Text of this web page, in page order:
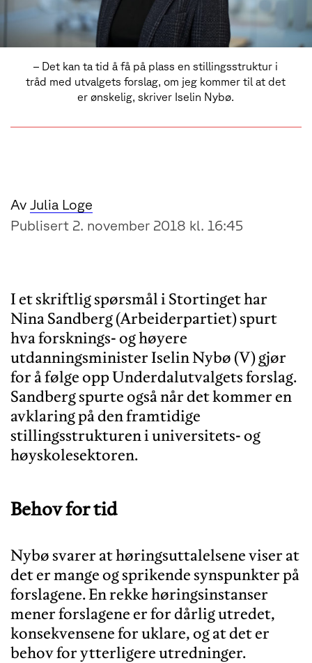
– Det kan ta tid å få på plass en stillingsstruktur i
tråd med utvalgets forslag, om jeg kommer til at det
er ønskelig, skriver Iselin Nybø.
Av Julia Loge
Publisert 2. november 2018 kl. 16:45
I et skriftlig spørsmål i Stortinget har
Nina Sandberg (Arbeiderpartiet) spurt
hva forsknings- og høyere
utdanningsminister Iselin Nybø (V) gjør
for å følge opp Underdalutvalgets forslag.
Sandberg spurte også når det kommer en
avklaring på den framtidige
stillingsstrukturen i universitets- og
Behov for tid
Nybø svarer at høringsuttalelsene viser at
det er mange og sprikende synspunkter på
forslagene. En rekke høringsinstanser
mener forslagene er for dårlig utredet,
konsekvensene for uklare, og at det er
behov for ytterligere utredninger.